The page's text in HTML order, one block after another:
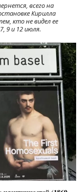
всего на
Кирилла
кто не видел ее
9 и 12 июля.